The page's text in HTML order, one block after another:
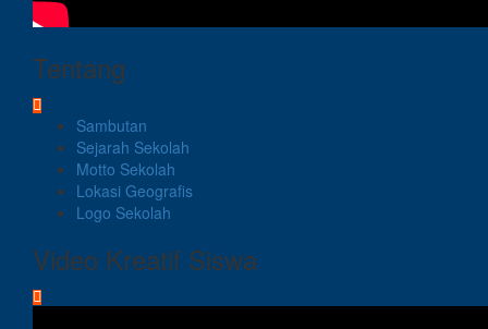
Tentang
Sambutan
Sejarah Sekolah
Motto Sekolah
Lokasi Geografis
Logo Sekolah
Video Kreatif Siswa